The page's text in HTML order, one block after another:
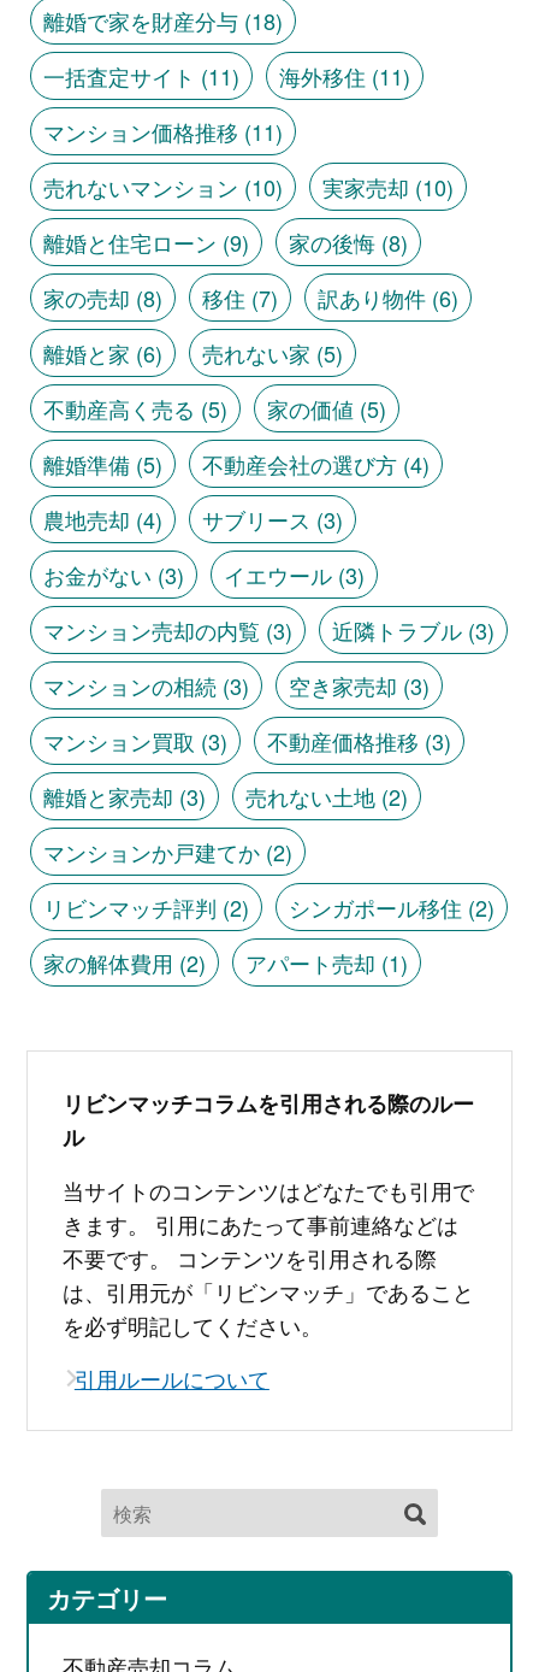
離婚で家を財産分与(18)
一括査定サイト (11) 海外移住 (11)
マンション価格推移 (11)
売れないマンション (10) 実家売却 (10)
離婚と住宅ローン (9) 家の後悔(8)
家の売却 (8) 移住 (7) 訳あり物件(6)
離婚と家 (6) 売れない家 (5)
不動産高く売る (5) 家の価値 (5)
離婚準備(5) 不動産会社の選び方(4)
農地売却 (4) サブリース (3)
お金がない (3) イエウール(3)
マンション売却の内覧 (3) 近隣トラブル(3)
マンションの相続(3) 空き家売却 (3)
マンション買取 (3) 不動産価格推移 (3)
離婚と家売却 (3) 売れない土地(2)
マンションか戸建てか(2)
リビンマッチ評判 (2) シンガポール移住 (2)
家の解体費用 (2) アパート売却 (1)
リビンマッチコラムを引用される際のルー
ル
当サイトのコンテンツはどなたでも引用で
きます。 引用にあたって事前連絡などは
不要です。 コンテンツを引用される際
は、引用元が「リビンマッチ」であること
を必ず明記してください。
引用ルールについて
カテゴリー